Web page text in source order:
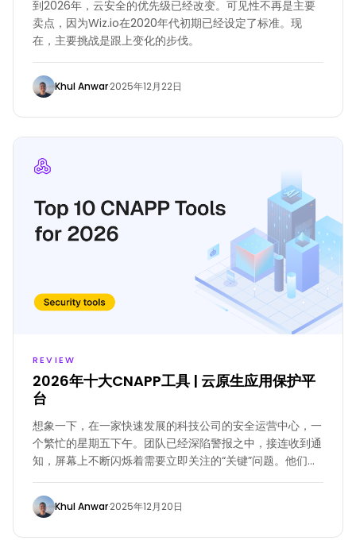
到2026年，云安全的优先级已经改变。可见性不再是主要
卖点，因为Wiz.io在2020年代初期已经设定了标准。现
在，主要挑战是跟上变化的步伐。
Khul Anwar·2025年12月22日
REVIEW
2026年十大CNAPP工具 | 云原生应用保护平
台
想象一下，在一家快速发展的科技公司的安全运营中心，一
个繁忙的星期五下午。团队已经深陷警报之中，接连收到通
知，屏幕上不断闪烁着需要立即关注的“关键”问题。他们在
报的浪潮贡献力量。然而，许多这些警报甚至与暴露在互联
网的资源无关，这让团队因规模和明显的紧迫性而感到沮丧
Khul Anwar·2025年12月20日